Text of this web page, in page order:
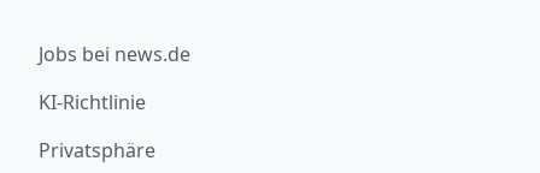
Jobs bei news.de
KI-Richtlinie
Privatsphäre